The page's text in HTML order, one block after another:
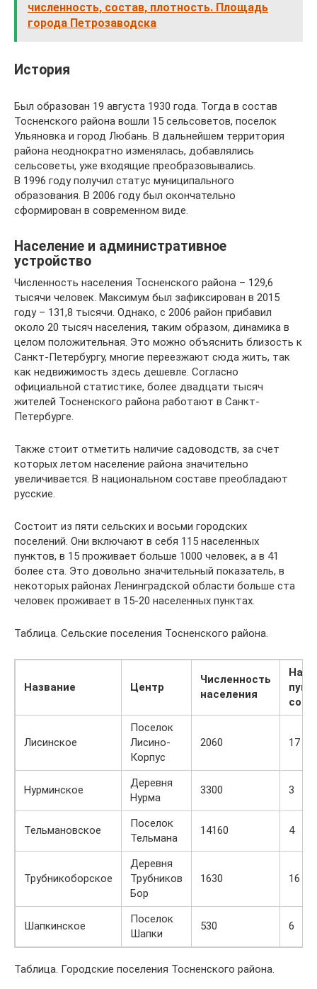
численность, состав, плотность. Площадь
города Петрозаводска
История
Был образован 19 августа 1930 года. Тогда в состав
Тосненского района вошли 15 сельсоветов, поселок
Ульяновка и город Любань. В дальнейшем территория
района неоднократно изменялась, добавлялись
сельсоветы, уже входящие преобразовывались.
В 1996 году получил статус муниципального
образования. В 2006 году был окончательно
сформирован в современном виде.
Население и административное
устройство
Численность населения Тосненского района – 129,6
тысячи человек. Максимум был зафиксирован в 2015
году – 131,8 тысячи. Однако, с 2006 район прибавил
около 20 тысяч населения, таким образом, динамика в
целом положительная. Это можно объяснить близость к
Санкт-Петербургу, многие переезжают сюда жить, так
как недвижимость здесь дешевле. Согласно
официальной статистике, более двадцати тысяч
жителей Тосненского района работают в Санкт-
Петербурге.
Также стоит отметить наличие садоводств, за счет
которых летом население района значительно
увеличивается. В национальном составе преобладают
русские.
Состоит из пяти сельских и восьми городских
поселений. Они включают в себя 115 населенных
пунктов, в 15 проживает больше 1000 человек, а в 41
более ста. Это довольно значительный показатель, в
некоторых районах Ленинградской области больше ста
человек проживает в 15-20 населенных пунктах.
Таблица. Сельские поселения Тосненского района.
Название Центр
Численность
населения
Лисинское
Поселок
Лисино-
Корпус
2060 17
Нурминское
Деревня
Нурма
3300 3
Тельмановское
Поселок
Тельмана
14160 4
Трубникоборское
Деревня
Трубников
Бор
1630 16
Шапкинское
Поселок
Шапки
530 6
Таблица. Городские поселения Тосненского района.